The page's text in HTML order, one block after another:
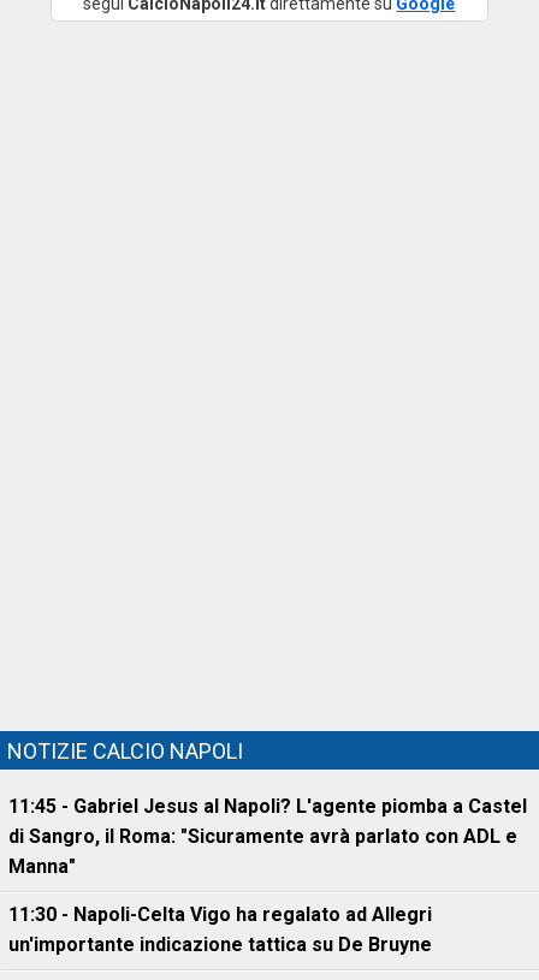
NOTIZIE CALCIO NAPOLI
11:45 - Gabriel Jesus al Napoli? L'agente piomba a Castel
di Sangro, il Roma: "Sicuramente avrà parlato con ADL e
Manna"
11:30 - Napoli-Celta Vigo ha regalato ad Allegri
un'importante indicazione tattica su De Bruyne